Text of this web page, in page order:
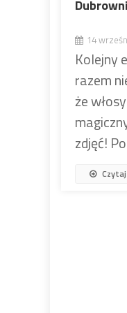
14
Kolejny
razem
że
zdjęć!
Czytaj